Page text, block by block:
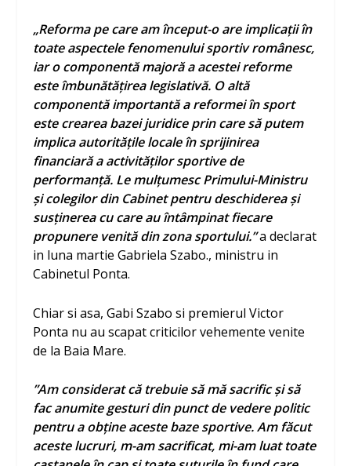
„Reforma pe care am început-o are implicații în
toate aspectele fenomenului sportiv românesc,
iar o componentă majoră a acestei reforme
este îmbunătățirea legislativă. O altă
componentă importantă a reformei în sport
este crearea bazei juridice prin care să putem
implica autoritățile locale în sprijinirea
financiară a activităților sportive de
performanță. Le mulțumesc Primului-Ministru
și colegilor din Cabinet pentru deschiderea și
susținerea cu care au întâmpinat fiecare
propunere venită din zona sportului.”a declarat
in luna martie Gabriela Szabo., ministru in
Cabinetul Ponta.
Chiar si asa, Gabi Szabo si premierul Victor
Ponta nu au scapat criticilor vehemente venite
de la Baia Mare.
”Am considerat că trebuie să mă sacrific şi să
fac anumite gesturi din punct de vedere politic
pentru a obţine aceste baze sportive. Am făcut
aceste lucruri, m-am sacrificat, mi-am luat toate